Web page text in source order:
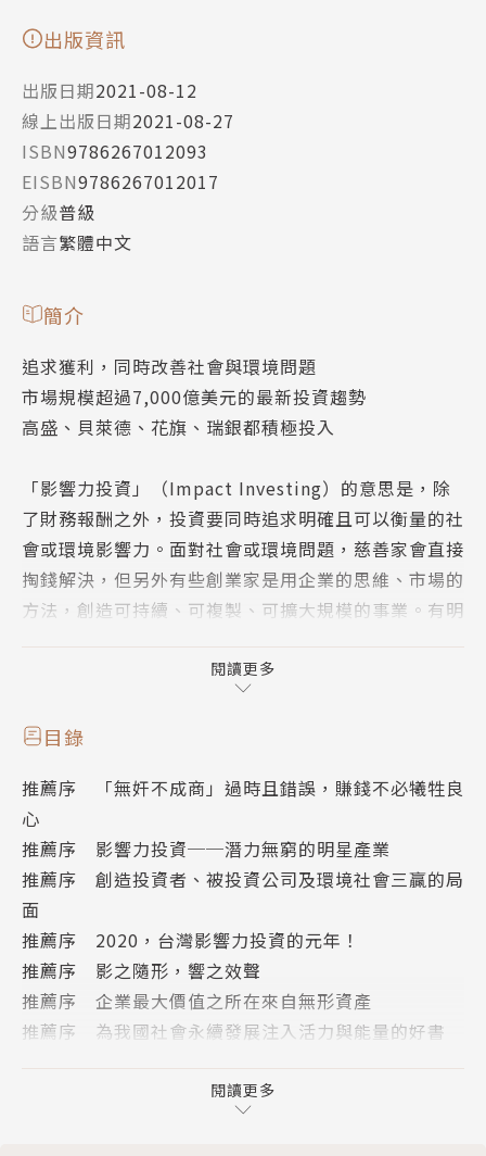
出版資訊
出版日期2021-08-12
線上出版日期2021-08-27
ISBN9786267012093
EISBN9786267012017
分級普級
語言繁體中文
簡介
追求獲利，同時改善社會與環境問題
市場規模超過7,000億美元的最新投資趨勢
高盛、貝萊德、花旗、瑞銀都積極投入
「影響力投資」（Impact Investing）的意思是，除
了財務報酬之外，投資要同時追求明確且可以衡量的社
會或環境影響力。面對社會或環境問題，慈善家會直接
掏錢解決，但另外有些創業家是用企業的思維、市場的
方法，創造可持續、可複製、可擴大規模的事業。有明
著眼於企業利潤及社會效益而投資這些創業家，就是本
準的「行善致富」，這個富，既是個人的小富，更是社
會的大富。
截至2020年，專注在影響力投資的基金已有近千個，
掌管超過7,000億美元的資金，投資在各種資產類別。
世界知名的金融機構，如：高盛（Goldman Sach
s）、KKR、貝萊德（BlackRock）、花旗集團（Citig
roup）、瑞士銀行（UBS）等，也都積極投入影響力
投資的行列。知名電動車廠特斯拉（Tesla）就是影響
閱讀更多
目錄
推薦序 「無奸不成商」過時且錯誤，賺錢不必犧牲良
心
推薦序 影響力投資──潛力無窮的明星產業
推薦序 創造投資者、被投資公司及環境社會三贏的局
面
推薦序 2020，台灣影響力投資的元年！
推薦序 影之隨形，響之效聲
推薦序 企業最大價值之所在來自無形資產
推薦序 為我國社會永續發展注入活力與能量的好書
Part 1 案例篇──影響力無所不在
閱讀更多